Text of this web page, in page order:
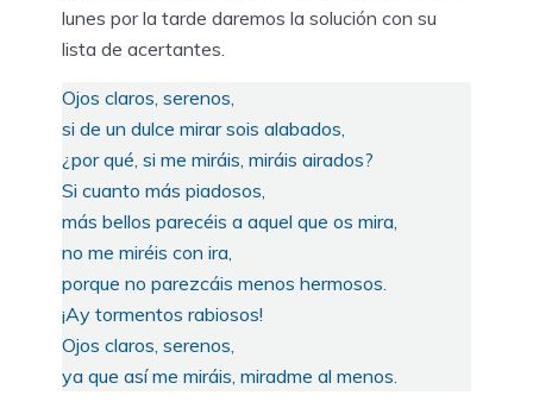
lunes por la tarde daremos la solución con su
lista de acertantes.
Ojos claros, serenos,
si de un dulce mirar sois alabados,
¿por qué, si me miráis, miráis airados?
Si cuanto más piadosos,
más bellos parecéis a aquel que os mira,
no me miréis con ira,
porque no parezcáis menos hermosos.
¡Ay tormentos rabiosos!
Ojos claros, serenos,
ya que así me miráis, miradme al menos.